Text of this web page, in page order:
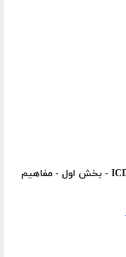
دانلود کتاب آموزش مهارتهای هفت گانه ICDL - بخش اول - مفاهیم